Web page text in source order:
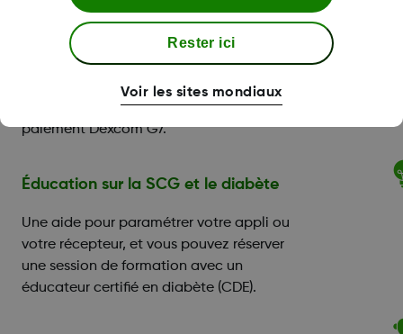
Aide financière
Les personnes qui ont besoin d'une aide
pour le paiement de la quote-part peuvent
bénéficier du programme de soutien au
paiement Dexcom G7.
Éducation sur la SCG et le diabète
Une aide pour paramétrer votre appli ou
votre récepteur, et vous pouvez réserver
une session de formation avec un
éducateur certifié en diabète (CDE).
Rester ici
Voir les sites mondiaux